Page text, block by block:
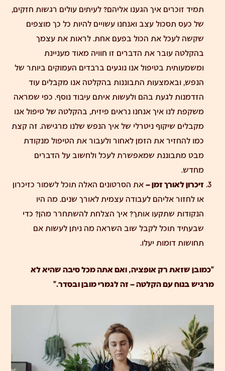
תמיד זוכרים איך הגענו אליהם? לעיתים עולים רגשות חזקים,
של כעס תסכול עצב ואנחנו עשויים להיות כל כך מוצפים
שקשה לעכל את הכול בפעם אחת. לראות את עצמך
בהקלטה עובר את הדברים זו חוויה מאוד מעניינת
ומשמעותית בטיפול אנו נוגעים ברבדים העמוקים ביותר של
הנפש, ובאמצעות התבוננות בהקלטה אנו מקבלים עוד
הזדמנות לגעת בהם ולעשות איתם עיבוד נוסף. כפי שמראה
משקפת לנו איך אנחנו נראים פיזית, בהקלטה של טיפול אנו
מקבלים שיקוף ניטרלי של איך הנפש שלנו מרגישה. זה קצת
כמו להחזיר את הזמן לאחור ולעבור את הטיפול מנקודת
מבט מתבוננת שמאפשרת לעכל ולחשוב על הדברים
מחדש.
זיכרון לאורך זמן – את הסרטונים האלה תוכל לשמור כזיכרון
או לחזור אליהם לעבודה עצמית לאורך שנים. מה היו
הנקודות שתקעו אותך? איך הצלחת להשתחרר מהן? כדי
שבעתיד תוכל לקבל שוב השראה מה ניתן לעשות אם
תחושות דומות יעלו.
"כמובן שזאת רק אופציה, ואם אתה מכל סיבה שהיא לא
מרגיש בנוח עם הקלטה – זה לגמרי מובן ובסדר."